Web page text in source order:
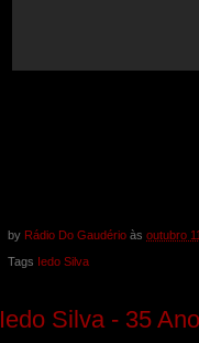
by Rádio Do Gaudério às outubro
Tags Iedo Silva
Iedo Silva - 35